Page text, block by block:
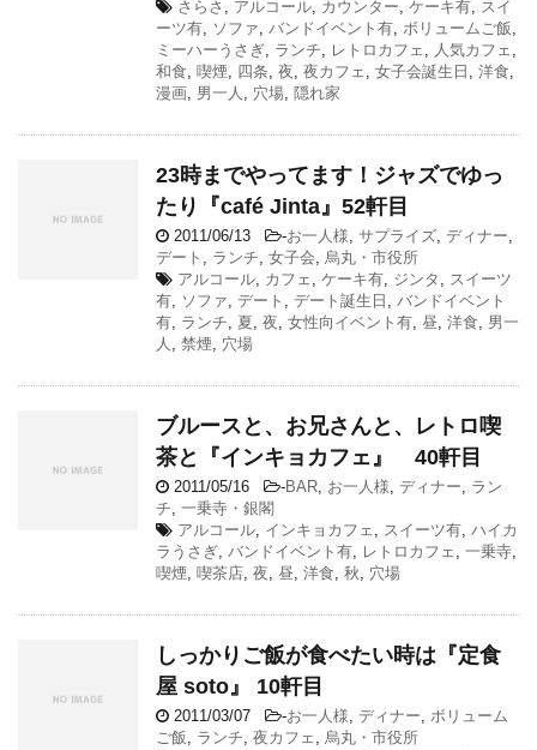
さらさ , アルコール, カウンター, ケーキ有, スイ
ーツ有, ソファ, バンドイベント有, ボリュームご飯,
ミーハーうさぎ, ランチ, レトロカフェ , 人気カフェ ,
和食, 喫煙, 四条, 夜, 夜カフェ , 女子会誕生日 , 洋食,
漫画, 男一人 , 穴場, 隠れ家
23時までやってます！ジャズでゆっ
たり『café Jinta』52軒目
2011/06/13 -お一人様, サプライズ, ディナー,
デート , ランチ, 女子会, 烏丸・市役所
アルコール, カフェ , ケーキ有, ジンタ , スイーツ
有, ソファ, デート , デート誕生日 , バンドイベント
有, ランチ, 夏, 夜, 女性向イベント有, 昼, 洋食, 男一
人 , 禁煙, 穴場
ブルースと、お兄さんと、レトロ喫
茶と『インキョカフェ』 40軒目
2011/05/16 -BAR, お一人様, ディナー, ラン
チ, 一乗寺・銀閣
アルコール, インキョカフェ , スイーツ有, ハイカ
ラうさぎ, バンドイベント有, レトロカフェ , 一乗寺,
喫煙, 喫茶店, 夜, 昼, 洋食, 秋, 穴場
しっかりご飯が食べたい時は『定食
屋 soto』 10軒目
2011/03/07 -お一人様, ディナー, ボリューム
ご飯, ランチ, 夜カフェ , 烏丸・市役所